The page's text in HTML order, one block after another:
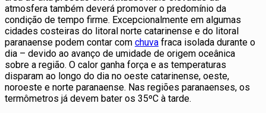
atmosfera também deverá promover o predomínio da
condição de tempo firme. Excepcionalmente em algumas
cidades costeiras do litoral norte catarinense e do litoral
paranaense podem contar com chuva fraca isolada durante o
dia – devido ao avanço de umidade de origem oceânica
sobre a região. O calor ganha força e as temperaturas
disparam ao longo do dia no oeste catarinense, oeste,
noroeste e norte paranaense. Nas regiões paranaenses, os
termômetros já devem bater os 35ºC à tarde.